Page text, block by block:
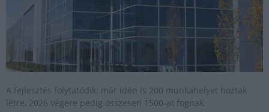
A fejlesztés folytatódik: már idén is 200 munkahelyet hoztak
létre, 2026 végére pedig összesen 1500-at fognak.